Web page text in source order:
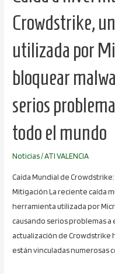
Crowdstrike,
utilizada por
bloquear
serios
todo el mundo
Noticias/ATI VALENCIA
Caída Mundial de
Mitigación La reciente caída
herramienta utilizada por
causando serios problemas a
actualización de Crowdstrike
están vinculadas numerosas
está
de
todo
el
mundo